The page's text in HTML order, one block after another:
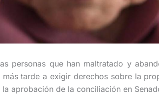
personas que han maltratado y
más tarde a exigir derechos sobre la
aprobación de la conciliación en